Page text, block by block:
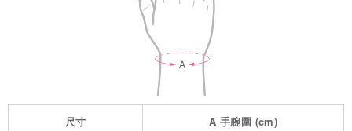
尺寸 A手腕圍 (cm)